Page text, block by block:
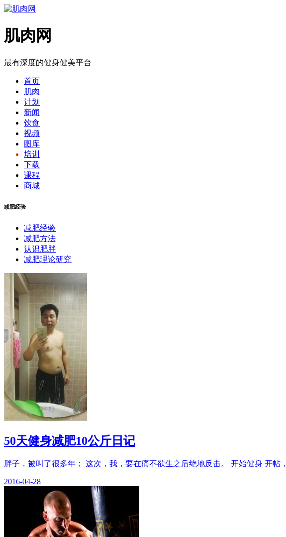
肌肉网
最有深度的健身健美平台
首页
肌肉
计划
新闻
饮食
视频
图库
培训
下载
课程
商城
减肥经验
减肥经验
减肥方法
认识肥胖
减肥理论研究
50天健身减肥10公斤日记
胖子，被叫了很多年； 这次，我，要在痛不欲生之后绝地反击。 开始健身 开
2016-04-28